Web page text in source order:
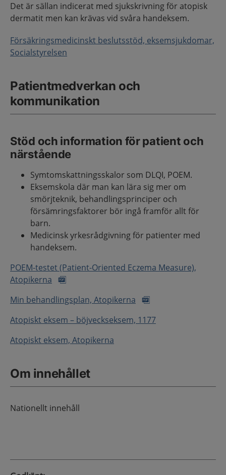
Det är sällan indicerat med sjukskrivning för atopisk
dermatit men kan krävas vid svåra handeksem.
Försäkringsmedicinskt beslutsstöd, eksemsjukdomar,
Socialstyrelsen
Patientmedverkan och
kommunikation
Stöd och information för patient och
närstående
Symtomskattningsskalor som DLQI, POEM.
Eksemskola där man kan lära sig mer om
smörjteknik, behandlingsprinciper och
försämringsfaktorer bör ingå framför allt för
barn.
Medicinsk yrkesrådgivning för patienter med
handeksem.
POEM-testet (Patient-Oriented Eczema Measure),
Atopikerna
Min behandlingsplan, Atopikerna
Atopiskt eksem – böjveckseksem, 1177
Atopiskt eksem, Atopikerna
Om innehållet
Nationellt innehåll